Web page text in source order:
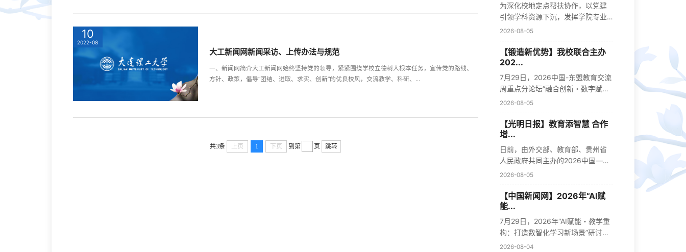
10
2022-08
大工新闻网新闻采访、上传办法与规范
一、新闻网简介大工新闻网始终坚持党的领导，紧紧围绕学校立德树人根本任务，宣传党的路线、
方针、政策，倡导“团结、进取、求实、创新”的优良校风，交流教学、科研、...
共3条 上页 1 下页 到第 页 跳转
为深化校地定点帮扶协作，以党建
引领学科资源下沉，发挥学院专业
优势，...
2026-08-05
【锻造新优势】我校联合主办
202...
7月29日，2026中国-东盟教育交流
周重点分论坛“融合创新・数字赋能”
中...
2026-08-05
【光明日报】教育添智慧 合作
增...
日前，由外交部、教育部、贵州省
人民政府共同主办的2026中国—东
盟教育...
2026-08-05
【中国新闻网】2026年“AI赋
能...
7月29日，2026年“AI赋能・教学重
构：打造数智化学习新场景”研讨会
在大...
2026-08-04